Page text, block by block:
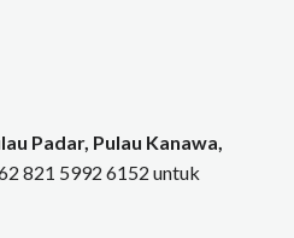
Padar, Pulau Kanawa,
821 5992 6152 untuk